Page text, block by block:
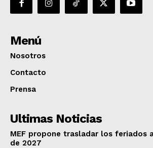
Menú
Nosotros
Contacto
Prensa
Ultimas Noticias
MEF propone trasladar los feriados
de 2027